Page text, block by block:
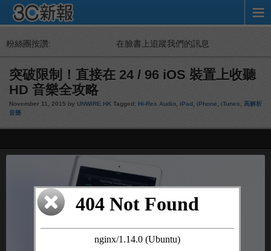
粉絲團按讚: 在臉書上追蹤我們的訊息
突破限制！直接在 24 / 96 iOS 裝置上收聽
HD 音樂全攻略
November 11, 2015 by UNWIRE.HK Tagged: Hi-Res Audio iPad iPhone iTunes
高解析
音樂